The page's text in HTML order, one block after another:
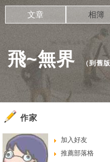
飛~無界 （到舊版
文章 相簿
作家
加入好友
推薦部落格